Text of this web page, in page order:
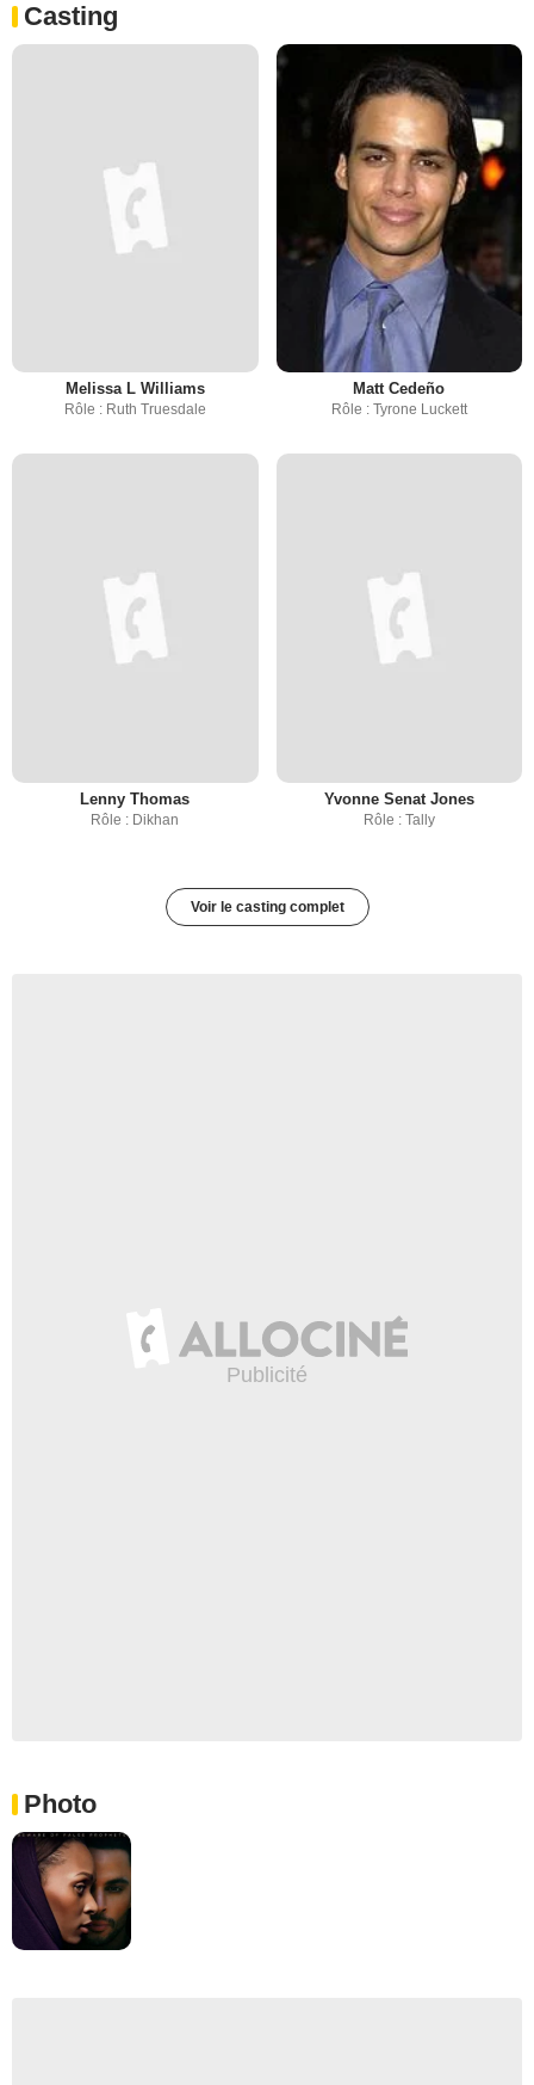
Casting
Melissa L Williams
Rôle : Ruth Truesdale
Matt Cedeño
Rôle : Tyrone Luckett
Lenny Thomas
Rôle : Dikhan
Yvonne Senat Jones
Rôle : Tally
Voir le casting complet
Photo